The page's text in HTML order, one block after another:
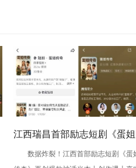
江西瑞昌首部励志短剧《蛋姐
传奇》持续火爆！双平台数据
数据炸裂！江西首部励志短剧《蛋